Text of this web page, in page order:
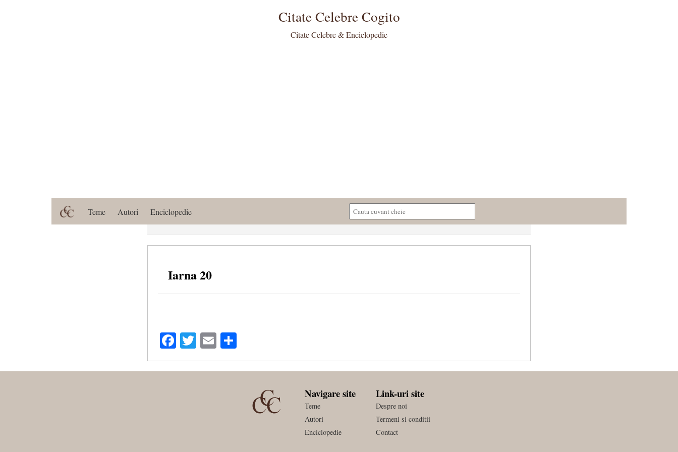
Citate Celebre Cogito
Citate Celebre & Enciclopedie
Teme Autori Enciclopedie
Iarna 20
Facebook
Twitter
Email
Navigare site
Teme
Autori
Enciclopedie
Link-uri site
Despre noi
Termeni si conditii
Contact